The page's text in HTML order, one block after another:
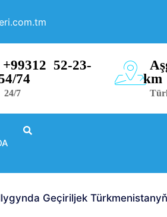
+99312 52-23-
74
24/7
km
Geçiriljek